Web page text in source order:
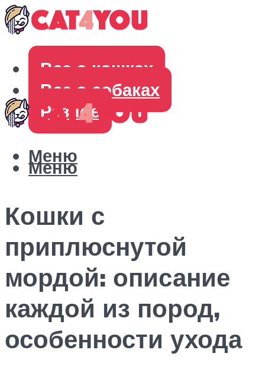
Все о кошках
Все о собаках
Разное
Меню
Меню
Кошки с
приплюснутой
мордой: описание
каждой из пород,
особенности ухода